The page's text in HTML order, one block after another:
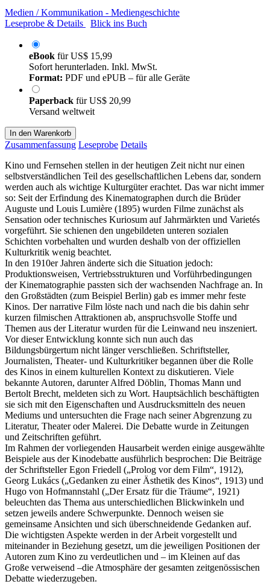
Medien / Kommunikation - Mediengeschichte
Leseprobe & Details
Blick ins Buch
eBook fürUS$ 15,99
Sofort herunterladen. Inkl. MwSt.
Format: PDF und ePUB – für alle Geräte
Paperback fürUS$ 20,99
Versand weltweit
In den Warenkorb
Zusammenfassung Leseprobe Details
Kino und Fernsehen stellen in der heutigen Zeit nicht nur einen
selbstverständlichen Teil des gesellschaftlichen Lebens dar, sondern
werden auch als wichtige Kulturgüter erachtet. Das war nicht immer
so: Seit der Erfindung des Kinematographen durch die Brüder
Auguste und Louis Lumière (1895) wurden Filme zunächst als
Sensation oder technisches Kuriosum auf Jahrmärkten und Varietés
vorgeführt. Sie schienen den ungebildeten unteren sozialen
Schichten vorbehalten und wurden deshalb von der offiziellen
Kulturkritik wenig beachtet.
In den 1910er Jahren änderte sich die Situation jedoch:
Produktionsweisen, Vertriebsstrukturen und Vorführbedingungen
der Kinematographie passten sich der wachsenden Nachfrage an. In
den Großstädten (zum Beispiel Berlin) gab es immer mehr feste
Kinos. Der narrative Film löste nach und nach die bis dahin sehr
kurzen filmischen Attraktionen ab, anspruchsvolle Stoffe und
Themen aus der Literatur wurden für die Leinwand neu inszeniert.
Vor dieser Entwicklung konnte sich nun auch das
Bildungsbürgertum nicht länger verschließen. Schriftsteller,
Journalisten, Theater- und Kulturkritiker begannen über die Rolle
des Kinos in einem kulturellen Kontext zu diskutieren. Viele
bekannte Autoren, darunter Alfred Döblin, Thomas Mann und
Bertolt Brecht, meldeten sich zu Wort. Hauptsächlich beschäftigten
sie sich mit den Eigenschaften und Ausdrucksmitteln des neuen
Mediums und untersuchten die Frage nach seiner Abgrenzung zu
Literatur, Theater oder Malerei. Die Debatte wurde in Zeitungen
und Zeitschriften geführt.
Im Rahmen der vorliegenden Hausarbeit werden einige ausgewählte
Beispiele aus der Kinodebatte ausführlich besprochen: Die Beiträge
der Schriftsteller Egon Friedell („Prolog vor dem Film“, 1912),
Georg Lukács („Gedanken zu einer Ästhetik des Kinos“, 1913) und
Hugo von Hofmannstahl („Der Ersatz für die Träume“, 1921)
beleuchten das Thema aus unterschiedlichen Blickwinkeln und
setzen jeweils andere Schwerpunkte. Dennoch weisen sie
gemeinsame Ansichten und sich überschneidende Gedanken auf.
Die wichtigsten Aspekte werden in der Arbeit vorgestellt und
miteinander in Beziehung gesetzt, um die jeweiligen Positionen der
Autoren zum Kino zu verdeutlichen und – im Kleinen auf das
Große verweisend –die Atmosphäre der gesamten zeitgenössischen
Debatte wiederzugeben.